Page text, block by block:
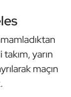
yarın
maçın